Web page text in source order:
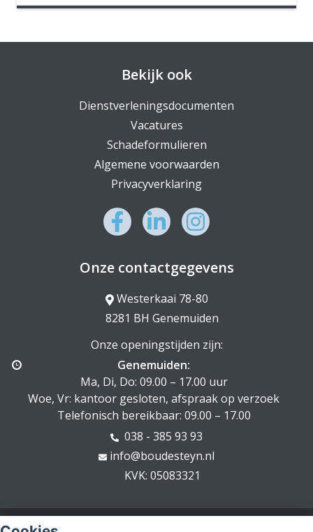
Bekijk ook
Dienstverleningsdocumenten
Vacatures
Schadeformulieren
Algemene voorwaarden
Privacyverklaring
Onze contactgegevens
Westerkaai 78-80
8281 BH Genemuiden
Onze openingstijden zijn:
Genemuiden:
Ma, Di, Do: 09.00 – 17.00 uur
Woe, Vr: kantoor gesloten, afspraak op verzoek
Telefonisch bereikbaar: 09.00 – 17.00
038 - 385 93 93
info@boudesteyn.nl
KVK: 05083321